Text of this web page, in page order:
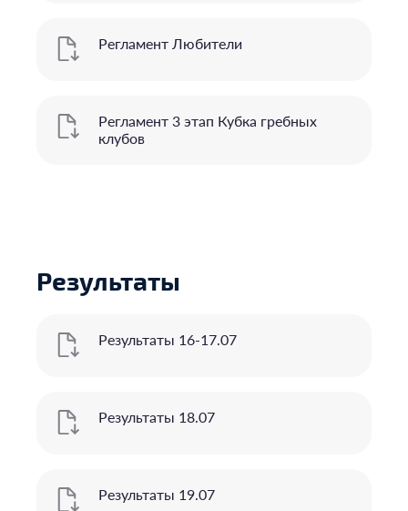
Регламент Любители
Регламент 3 этап Кубка гребных
клубов
Результаты
Результаты 16-17.07
Результаты 18.07
Результаты 19.07